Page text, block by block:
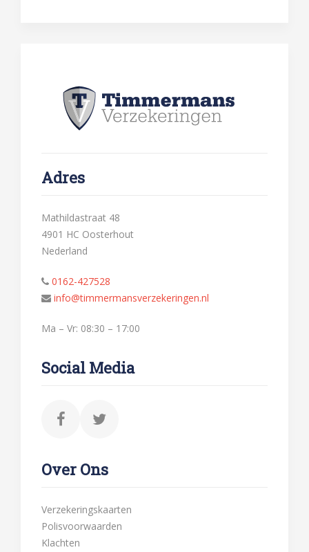
Adres
Mathildastraat 48
4901 HC Oosterhout
Nederland
0162-427528
info@timmermansverzekeringen.nl
Ma – Vr: 08:30 – 17:00
Social Media
Over Ons
Verzekeringskaarten
Polisvoorwaarden
Klachten